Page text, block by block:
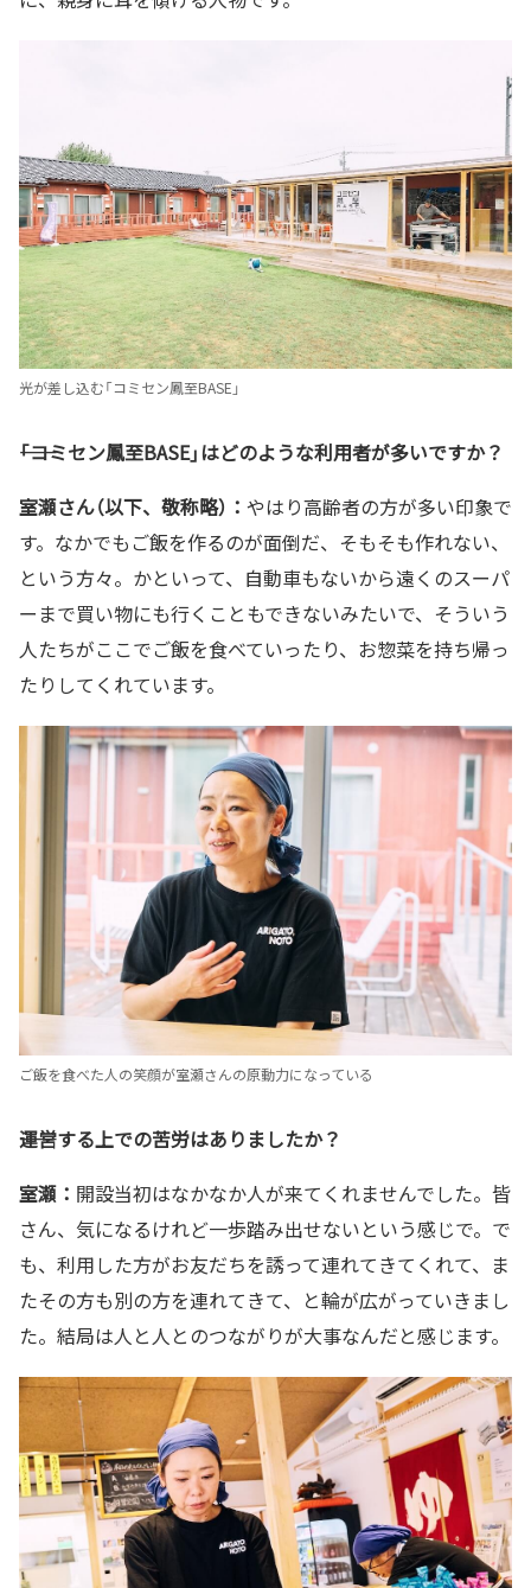
光が差し込む「コミセン鳳至BASE」
――「コミセン鳳至BASE」はどのような利用者が多いですか？
室瀬さん（以下、敬称略）： やはり高齢者の方が多い印象で
す。なかでもご飯を作るのが面倒だ、そもそも作れない、
という方々。かといって、自動車もないから遠くのスーパ
ーまで買い物にも行くこともできないみたいで、そういう
人たちがここでご飯を食べていったり、お惣菜を持ち帰っ
たりしてくれています。
ご飯を食べた人の笑顔が室瀬さんの原動力になっている
――運営する上での苦労はありましたか？
室瀬： 開設当初はなかなか人が来てくれませんでした。皆
さん、気になるけれど一歩踏み出せないという感じで。で
も、利用した方がお友だちを誘って連れてきてくれて、ま
たその方も別の方を連れてきて、と輪が広がっていきまし
た。結局は人と人とのつながりが大事なんだと感じます。